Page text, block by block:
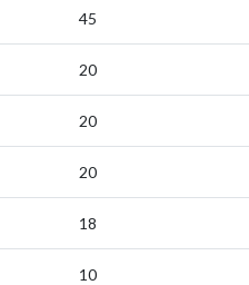
45
20
20
20
18
10